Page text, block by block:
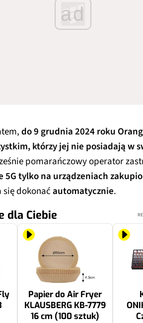
ad
do 9 grudnia 2024 roku
którzy jej nie posiadają w
pomarańczowy operator
5G tylko na urządzeniach
się dokonaćautomatycznie.
dla Ciebie
Papier do Air Fryer
KLAUSBERG KB-7779
16 cm (100 sztuk)